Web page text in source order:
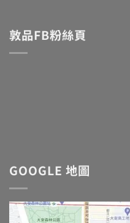
敦品FB粉絲頁
GOOGLE 地圖